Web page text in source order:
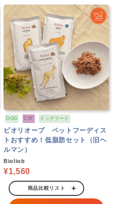
DOG CAT ドッグフード
ビオリオーブ ペットフーディス
トおすすめ！低脂肪セット（旧ヘ
ルマン）
Bioliob
¥1,560
商品比較リスト